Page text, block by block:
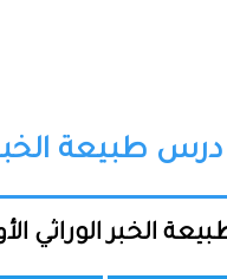
طبيعة الخبر
الخبر الوراثي